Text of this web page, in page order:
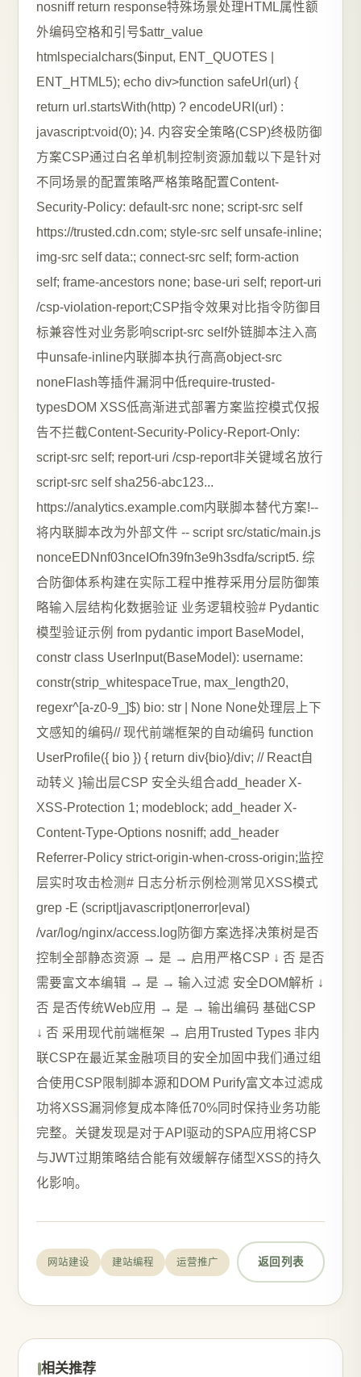
nosniff return response特殊场景处理HTML属性额
外编码空格和引号$attr_value
htmlspecialchars($input, ENT_QUOTES |
ENT_HTML5); echo div>function safeUrl(url) {
return url.startsWith(http) ? encodeURI(url) :
javascript:void(0); }4. 内容安全策略(CSP)终极防御
方案CSP通过白名单机制控制资源加载以下是针对
不同场景的配置策略严格策略配置Content-
Security-Policy: default-src none; script-src self
https://trusted.cdn.com; style-src self unsafe-inline;
img-src self data:; connect-src self; form-action
self; frame-ancestors none; base-uri self; report-uri
/csp-violation-report;CSP指令效果对比指令防御目
标兼容性对业务影响script-src self外链脚本注入高
中unsafe-inline内联脚本执行高高object-src
noneFlash等插件漏洞中低require-trusted-
typesDOM XSS低高渐进式部署方案监控模式仅报
告不拦截Content-Security-Policy-Report-Only:
script-src self; report-uri /csp-report非关键域名放行
script-src self sha256-abc123...
https://analytics.example.com内联脚本替代方案!--
将内联脚本改为外部文件 -- script src/static/main.js
nonceEDNnf03nceIOfn39fn3e9h3sdfa/script5. 综
合防御体系构建在实际工程中推荐采用分层防御策
略输入层结构化数据验证 业务逻辑校验# Pydantic
模型验证示例 from pydantic import BaseModel,
constr class UserInput(BaseModel): username:
constr(strip_whitespaceTrue, max_length20,
regexr^[a-z0-9_]$) bio: str | None None处理层上下
文感知的编码// 现代前端框架的自动编码 function
UserProfile({ bio }) { return div{bio}/div; // React自
动转义 }输出层CSP 安全头组合add_header X-
XSS-Protection 1; modeblock; add_header X-
Content-Type-Options nosniff; add_header
Referrer-Policy strict-origin-when-cross-origin;监控
层实时攻击检测# 日志分析示例检测常见XSS模式
grep -E (script|javascript|onerror|eval)
/var/log/nginx/access.log防御方案选择决策树是否
控制全部静态资源 → 是 → 启用严格CSP ↓ 否 是否
需要富文本编辑 → 是 → 输入过滤 安全DOM解析 ↓
否 是否传统Web应用 → 是 → 输出编码 基础CSP
↓ 否 采用现代前端框架 → 启用Trusted Types 非内
联CSP在最近某金融项目的安全加固中我们通过组
合使用CSP限制脚本源和DOM Purify富文本过滤成
功将XSS漏洞修复成本降低70%同时保持业务功能
完整。关键发现是对于API驱动的SPA应用将CSP
与JWT过期策略结合能有效缓解存储型XSS的持久
化影响。
网站建设 建站编程 运营推广 返回列表
相关推荐